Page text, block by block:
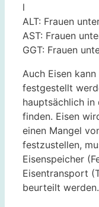
l
ALT: Frauen
AST: Frauen
GGT: Frauen
Auch Eisen
festgestellt
hauptsächlich
finden. Eisen
einen Mangel
festzustellen,
Eisenspeicher
Eisentransport
beurteilt werden.